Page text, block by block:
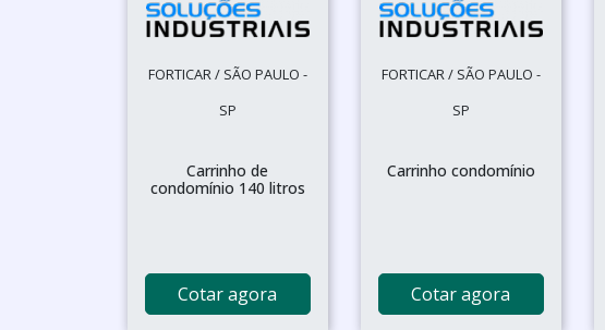
FORTICAR / SÃO PAULO -
SP
Carrinho de
condomínio 140 litros
Cotar agora
FORTICAR / SÃO PAULO -
SP
Carrinho condomínio
Cotar agora